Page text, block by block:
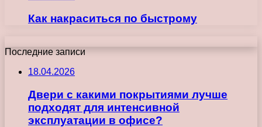
Как накраситься по быстрому
Последние записи
18.04.2026
Двери с какими покрытиями лучше
подходят для интенсивной
эксплуатации в офисе?